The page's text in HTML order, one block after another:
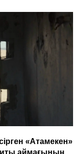
«Атамекен»
аймағының